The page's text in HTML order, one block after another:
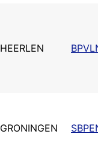
HEERLEN
GRONINGEN